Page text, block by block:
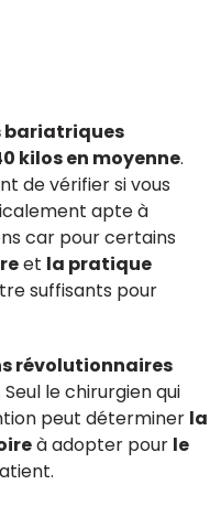
bariatriques
kilos en moyenne.
de vérifier si vous
apte à
car pour certains
et la pratique
suffisants pour
révolutionnaires
le chirurgien qui
peut déterminer la
à adopter pour le